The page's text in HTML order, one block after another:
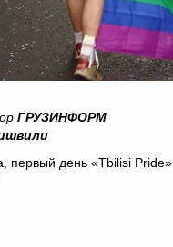
ГРУЗИНФОРМ
первый день «Tbilisi Pride»